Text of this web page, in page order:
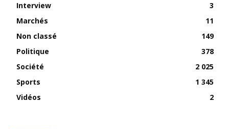
Interview
3
Marchés
11
Non classé
149
Politique
378
Société
2 025
Sports
1 345
Vidéos
2